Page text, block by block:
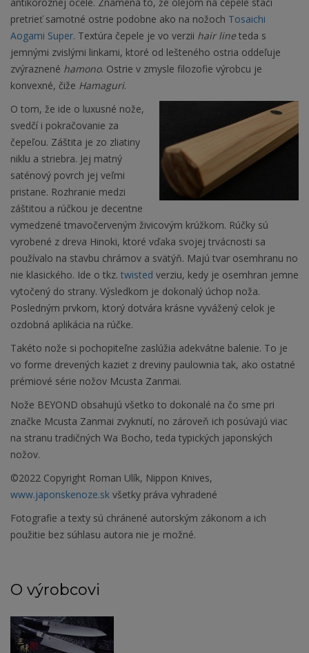
pretrieť samotné ostrie podobne ako na nožoch Tosaichi
Aogami Super. Textúra čepele je vo verzii hair lineteda s
jemnými zvislými linkami, ktoré od lešteného ostria oddeľuje
zvýraznené hamono. Ostrie v zmysle filozofie výrobcu je
konvexné, čiže Hamaguri.
O tom, že ide o luxusné nože,
svedčí i pokračovanie za
čepeľou. Záštita je zo zliatiny
niklu a striebra. Jej matný
saténový povrch jej veľmi
pristane. Rozhranie medzi
záštitou a rúčkou je decentne
vymedzené tmavočerveným živicovým krúžkom. Rúčky sú
vyrobené z dreva Hinoki, ktoré vďaka svojej trvácnosti sa
používalo na stavbu chrámov a svätýň. Majú tvar osemhranu no
nie klasického. Ide o tkz. twisted verziu, kedy je osemhran jemne
vytočený do strany. Výsledkom je dokonalý úchop noža.
Posledným prvkom, ktorý dotvára krásne vyvážený celok je
ozdobná aplikácia na rúčke.
Takéto nože si pochopiteľne zaslúžia adekvátne balenie. To je
vo forme drevených kaziet z dreviny paulownia tak, ako ostatné
prémiové série nožov Mcusta Zanmai.
Nože BEYOND obsahujú všetko to dokonalé na čo sme pri
značke Mcusta Zanmai zvyknutí, no zároveň ich posúvajú viac
na stranu tradičných Wa Bocho, teda typických japonských
nožov.
©2022 Copyright Roman Ulík, Nippon Knives,
www.japonskenoze.sk všetky práva vyhradené
Fotografie a texty sú chránené autorským zákonom a ich
použitie bez súhlasu autora nie je možné.
O výrobcovi